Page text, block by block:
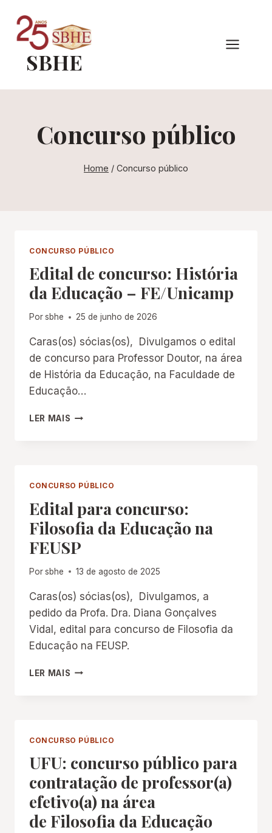
para
ConteúdoSBHE
Concurso público
Home / Concurso público
CONCURSO PÚBLICO
Edital de concurso: História
da Educação – FE/Unicamp
Porsbhe 25 de junho de 2026
Caras(os) sócias(os), Divulgamos o edital
de concurso para Professor Doutor, na área
de História da Educação, na Faculdade de
Educação…
LER MAIS EDITAL
EDUCAÇÃO
FE/UNICAMP
CONCURSO PÚBLICO
Edital para concurso:
Filosofia da Educação na
FEUSP
Porsbhe 13 de agosto de 2025
Caras(os) sócias(os), Divulgamos, a
pedido da Profa. Dra. Diana Gonçalves
Vidal, edital para concurso de Filosofia da
Educação na FEUSP.
LER MAIS EDITAL
EDUCAÇÃO
NA
FEUSP
CONCURSO PÚBLICO
UFU: concurso público para
contratação de professor(a)
efetivo(a) na área
de Filosofia da Educação